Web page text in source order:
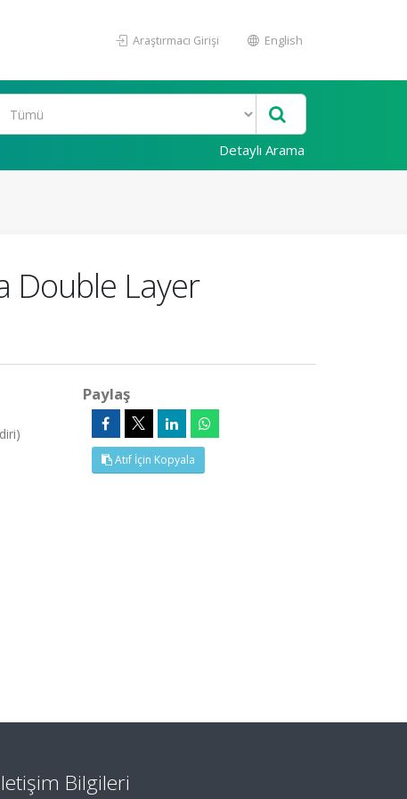
Araştırmacı Girişi English
Detaylı Arama
Double Layer
Paylaş
Atıf İçin Kopyala
Bilgileri